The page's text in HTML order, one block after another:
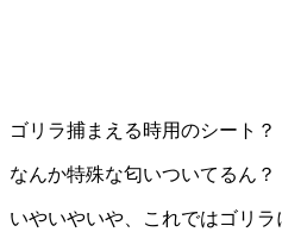
ゴリラ捕まえる時用のシート？
なんか特殊な匂いついてるん？
いやいやいや、これではゴリラ